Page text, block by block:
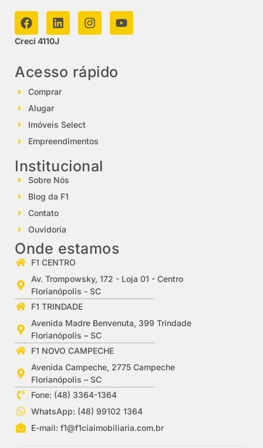
Creci 4110J
Acesso rápido
Comprar
Alugar
Imóveis Select
Empreendimentos
Institucional
Sobre Nós
Blog da F1
Contato
Ouvidoria
Onde estamos
F1 CENTRO
Av. Trompowsky, 172 - Loja 01 - Centro
Florianópolis - SC
F1 TRINDADE
Avenida Madre Benvenuta, 399 Trindade
Florianópolis – SC
F1 NOVO CAMPECHE
Avenida Campeche, 2775 Campeche
Florianópolis – SC
Fone: (48) 3364-1364
WhatsApp: (48) 99102 1364
E-mail:f1@f1ciaimobiliaria.com.br